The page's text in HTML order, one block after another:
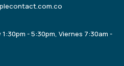
- 5:30pm, Viernes 7:30am -